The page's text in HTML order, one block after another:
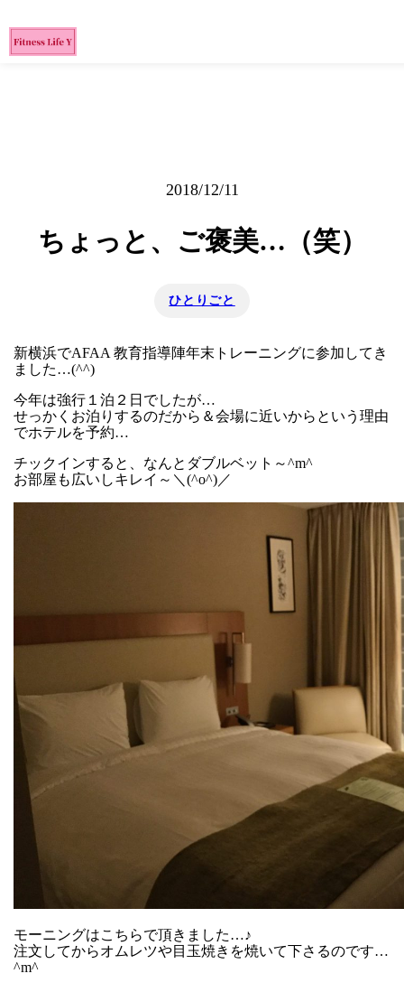
2018/12/11
ちょっと、ご褒美…（笑）
ひとりごと
新横浜でAFAA 教育指導陣年末トレーニングに参加してき
ました…(^^)
今年は強行１泊２日でしたが…
せっかくお泊りするのだから＆会場に近いからという理由
でホテルを予約…
チックインすると、なんとダブルベット～^m^
お部屋も広いしキレイ～＼(^o^)／
モーニングはこちらで頂きました…♪
注文してからオムレツや目玉焼きを焼いて下さるのです…
^m^